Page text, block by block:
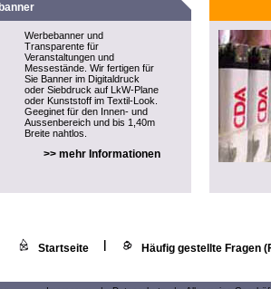
Werbebanner und
Transparente für
Veranstaltungen und
Messestände. Wir fertigen für
Sie Banner im Digitaldruck
oder Siebdruck auf LkW-Plane
oder Kunststoff im Textil-Look.
Geeginet für den Innen- und
Aussenbereich und bis 1,40m
Breite nahtlos.
>> mehr Informationen
Startseite Häufig gestellte Fragen